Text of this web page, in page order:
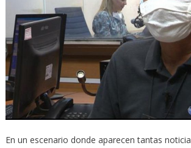
En un escenario donde aparecen tantas